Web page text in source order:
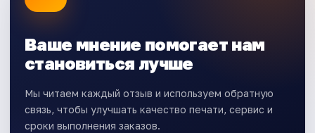
Ваше мнение помогает нам
становиться лучше
Мы читаем каждый отзыв и используем обратную
связь, чтобы улучшать качество печати, сервис и
сроки выполнения заказов.